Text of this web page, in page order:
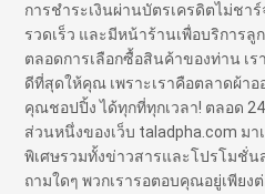
การชำระเงินผ่านบัตรเครดิตไม่ชา
รวดเร็ว และมีหน้าร้านเพื่อบริการ
ตลอดการเลือกซื้อสินค้าของท่าน เ
ดีที่สุดให้คุณ เพราะเราคือตลาดผ้า
คุณชอปปิ้ง ได้ทุกที่ทุกเวลา! ตลอด
ส่วนหนึ่งของเว็บ taladpha.com ม
พิเศษรวมทั้งข่าวสารและโปรโมชั่
ถามใดๆ พวกเรารอตอบคุณอยู่เพียง